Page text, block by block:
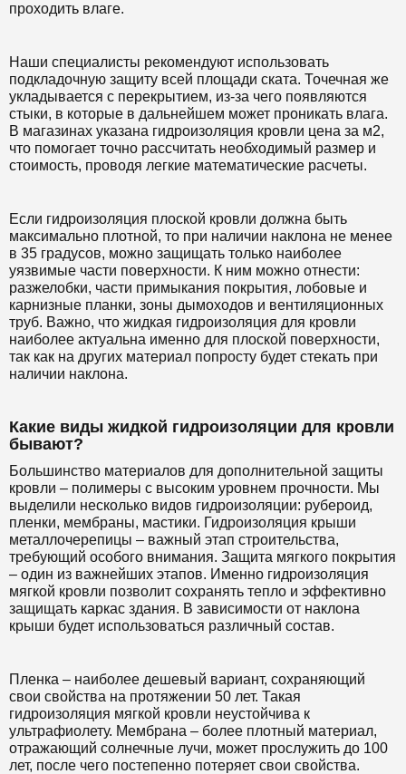
проходить влаге.
Наши специалисты рекомендуют использовать
подкладочную защиту всей площади ската. Точечная же
укладывается с перекрытием, из-за чего появляются
стыки, в которые в дальнейшем может проникать влага.
В магазинах указана гидроизоляция кровли цена за м2,
что помогает точно рассчитать необходимый размер и
стоимость, проводя легкие математические расчеты.
Если гидроизоляция плоской кровли должна быть
максимально плотной, то при наличии наклона не менее
в 35 градусов, можно защищать только наиболее
уязвимые части поверхности. К ним можно отнести:
разжелобки, части примыкания покрытия, лобовые и
карнизные планки, зоны дымоходов и вентиляционных
труб. Важно, что жидкая гидроизоляция для кровли
наиболее актуальна именно для плоской поверхности,
так как на других материал попросту будет стекать при
наличии наклона.
Какие виды жидкой гидроизоляции для кровли
бывают?
Большинство материалов для дополнительной защиты
кровли – полимеры с высоким уровнем прочности. Мы
выделили несколько видов гидроизоляции: рубероид,
пленки, мембраны, мастики. Гидроизоляция крыши
металлочерепицы – важный этап строительства,
требующий особого внимания. Защита мягкого покрытия
– один из важнейших этапов. Именно гидроизоляция
мягкой кровли позволит сохранять тепло и эффективно
защищать каркас здания. В зависимости от наклона
крыши будет использоваться различный состав.
Пленка – наиболее дешевый вариант, сохраняющий
свои свойства на протяжении 50 лет. Такая
гидроизоляция мягкой кровли неустойчива к
ультрафиолету. Мембрана – более плотный материал,
отражающий солнечные лучи, может прослужить до 100
лет, после чего постепенно потеряет свои свойства.